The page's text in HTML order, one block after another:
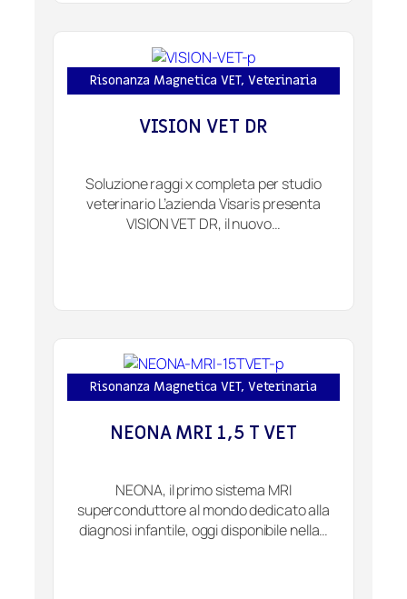
Risonanza Magnetica VET, Veterinaria
VISION VET DR
Soluzione raggi x completa per studio
veterinario L’azienda Visaris presenta
VISION VET DR, il nuovo…
Risonanza Magnetica VET, Veterinaria
NEONA MRI 1,5 T VET
NEONA, il primo sistema MRI
superconduttore al mondo dedicato alla
diagnosi infantile, oggi disponibile nella…